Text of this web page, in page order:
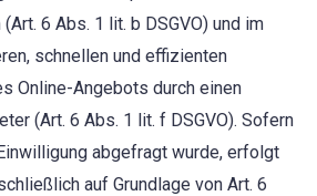
6 Abs. 1 lit. b DSGVO) und im
schnellen und effizienten
Online-Angebots durch einen
(Art. 6 Abs. 1 lit. f DSGVO). Sofern
abgefragt wurde, erfolgt
auf Grundlage von Art. 6